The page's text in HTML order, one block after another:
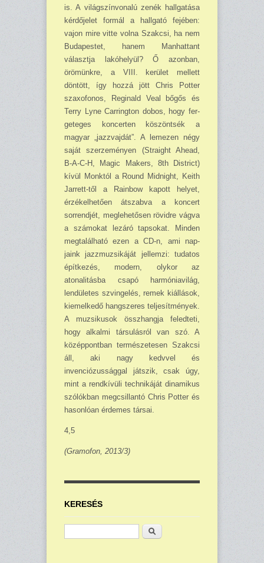
is. A világszínvonalú zenék hallgatása
kérdőjelet formál a hallgató fejében:
vajon mire vitte volna Szakcsi, ha nem
Budapestet, hanem Manhattant
választja lakóhelyül? Ő azonban,
örömünkre, a VIII. kerület mellett
döntött, így hozzá jött Chris Potter
szaxofonos, Reginald Veal bőgős és
Terry Lyne Carrington dobos, hogy fer­
ge­te­ges koncerten köszöntsék a
magyar „jazzvajdát”. A lemezen négy
saját szerzeményen (Straight Ahead,
B-A-C-H, Magic Makers, 8th District)
kívül Monktól a Round Midnight, Keith
Jarrett-től a Rainbow kapott helyet,
érzékelhetően átszabva a koncert
sorrendjét, megle­he­tősen rövidre vágva
a számokat lezáró tapsokat. Minden
megtalálható ezen a CD-n, ami nap­
jaink jazzmuzsikáját jellemzi: tudatos
építkezés, modern, olykor az
atonalitásba csapó har­móniavilág,
lendületes szvingelés, remek kiállások,
kiemelkedő hangszeres teljesítmények.
A muzsikusok összhangja feledteti,
hogy alkalmi társulásról van szó. A
középpontban termé­szetesen Szakcsi
áll, aki nagy kedvvel és
invenciózussággal játszik, csak úgy,
mint a rend­kí­vüli technikáját dinamikus
szólókban megcsillantó Chris Potter és
hasonlóan érdemes társai.
4,5
(Gramofon, 2013/3)
KERESÉS
Keresés